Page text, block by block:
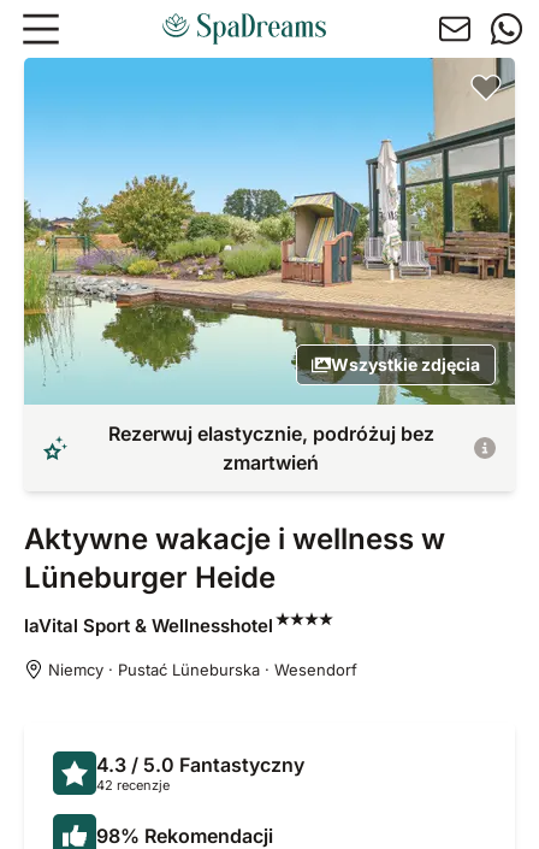
Przejdź do głównej treści
Wszystkie zdjęcia
Rezerwuj elastycznie, podróżuj bez
zmartwień
Aktywne wakacje i wellness w
Lüneburger Heide
laVital Sport & Wellnesshotel
Niemcy · Pustać Lüneburska · Wesendorf
4.3 / 5.0 Fantastyczny
42 recenzje
98% Rekomendacji